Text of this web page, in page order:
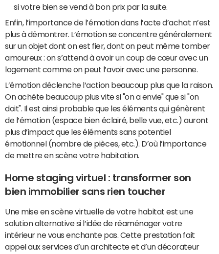
si votre bien se vend à bon prix par la suite.
Enfin, l’importance de l’émotion dans l’acte d’achat n’est
plus à démontrer. L’émotion se concentre généralement
sur un objet dont on est fier, dont on peut même tomber
amoureux : on s’attend à avoir un coup de cœur avec un
logement comme on peut l’avoir avec une personne.
L’émotion déclenche l’action beaucoup plus que la raison.
On achète beaucoup plus vite si "on a envie" que si "on
doit". Il est ainsi probable que les éléments qui génèrent
de l’émotion (espace bien éclairé, belle vue, etc.) auront
plus d’impact que les éléments sans potentiel
émotionnel (nombre de pièces, etc.). D’où l’importance
de mettre en scène votre habitation.
Home staging virtuel : transformer son
bien immobilier sans rien toucher
Une mise en scène virtuelle de votre habitat est une
solution alternative si l’idée de réaménager votre
intérieur ne vous enchante pas. Cette prestation fait
appel aux services d’un architecte et d’un décorateur